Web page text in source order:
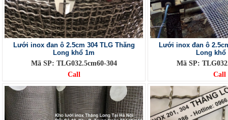
Lưới inox đan ô 2.5cm 304 TLG Thăng
Long khổ 1m
Mã SP: TLG032.5cm60-304
Call
Lưới inox đan ô
Long khổ
Mã SP:
Call